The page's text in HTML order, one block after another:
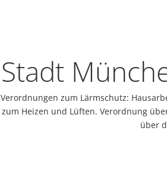
Stadt
Verordnungen zum Lärmschutz:
zum Heizen und Lüften. Verordnung
über